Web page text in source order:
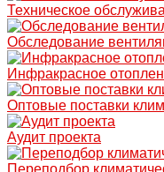
Техническое
Обследование
Инфракрасное
Оптовые поставки
Аудит проекта
Переподбор